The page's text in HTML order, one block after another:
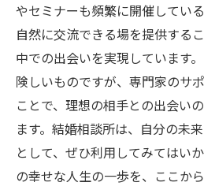
やセミナーも頻繁に開催してい
自然に交流できる場を提供する
中での出会いを実現しています
険しいものですが、専門家のサ
ことで、理想の相手との出会い
ます。結婚相談所は、自分の未
として、ぜひ利用してみてはい
の幸せな人生の一歩を、ここか